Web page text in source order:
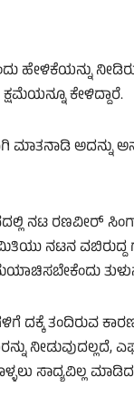
ಹೇಳಿಕೆಯನ್ನು
ಕೇಳಿದ್ದಾರೆ.
ಮಾತನಾಡಿ
ನಟ ರಣವೀರ್‌ ಸಿಂಗ್‌
ನಟನ
ತಂದಿರುವ
ಸಾದ್ಯವಿಲ್ಲ